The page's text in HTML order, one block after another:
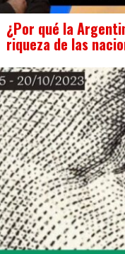
¿Por qué la
riqueza de las